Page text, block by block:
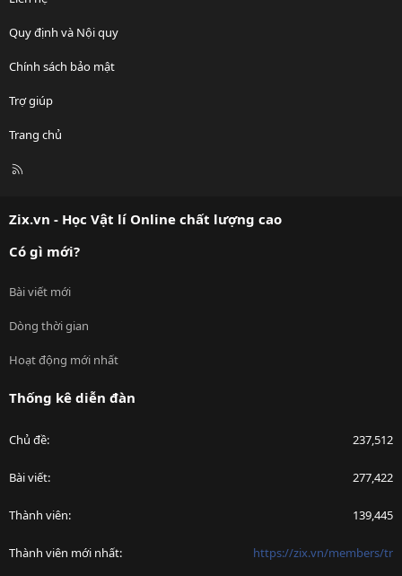
Quy định và Nội quy
Chính sách bảo mật
Trợ giúp
Trang chủ
R
Zix.vn - Học Vật lí Online chất lượng cao
Có gì mới?
Bài viết mới
Dòng thời gian
Hoạt động mới nhất
Thống kê diễn đàn
Chủ đề 237,512
Bài viết 277,422
Thành viên 139,445
Thành viên mới nhất https://zix.vn/members/tr